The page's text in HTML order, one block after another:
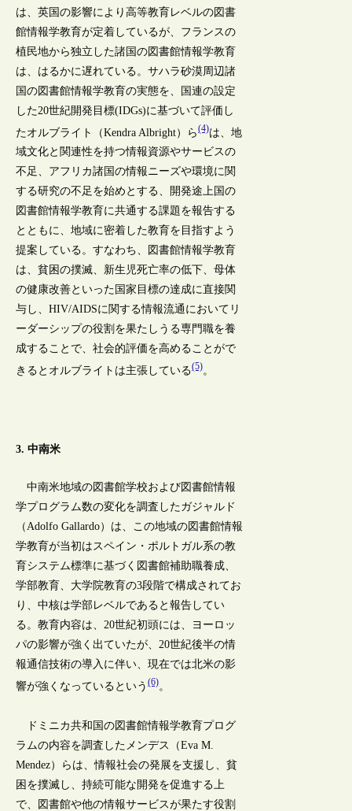
は、英国の影響により高等教育レベルの図書
館情報学教育が定着しているが、フランスの
植民地から独立した諸国の図書館情報学教育
は、はるかに遅れている。サハラ砂漠周辺諸
国の図書館情報学教育の実態を、国連の設定
した20世紀開発目標(IDGs)に基づいて評価し
たオルブライト（Kendra Albright）ら(4)は、地
域文化と関連性を持つ情報資源やサービスの
不足、アフリカ諸国の情報ニーズや環境に関
する研究の不足を始めとする、開発途上国の
図書館情報学教育に共通する課題を報告する
とともに、地域に密着した教育を目指すよう
提案している。すなわち、図書館情報学教育
は、貧困の撲滅、新生児死亡率の低下、母体
の健康改善といった国家目標の達成に直接関
与し、HIV/AIDSに関する情報流通においてリ
ーダーシップの役割を果たしうる専門職を養
成することで、社会的評価を高めることがで
きるとオルブライトは主張している(5)。
3. 中南米
中南米地域の図書館学校および図書館情報
学プログラム数の変化を調査したガジャルド
（Adolfo Gallardo）は、この地域の図書館情報
学教育が当初はスペイン・ポルトガル系の教
育システム標準に基づく図書館補助職養成、
学部教育、大学院教育の3段階で構成されてお
り、中核は学部レベルであると報告してい
る。教育内容は、20世紀初頭には、ヨーロッ
パの影響が強く出ていたが、20世紀後半の情
報通信技術の導入に伴い、現在では北米の影
響が強くなっているという(6)。
ドミニカ共和国の図書館情報学教育プログ
ラムの内容を調査したメンデス（Eva M.
Mendez）らは、情報社会の発展を支援し、貧
困を撲滅し、持続可能な開発を促進する上
で、図書館や他の情報サービスが果たす役割